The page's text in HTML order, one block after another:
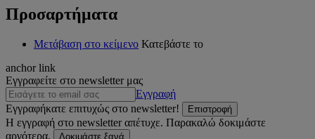
Προσαρτήματα
Μετάβαση στο κείμενο Κατεβάστε το
anchor link
Εγγραφείτε στο newsletter μας
Εγγραφή
Εγγραφήκατε επιτυχώς στο newsletter!
Επιστροφή
Η εγγραφή στο newsletter απέτυχε. Παρακαλώ δοκιμάστε
αργότερα.
Δοκιμάστε ξανά